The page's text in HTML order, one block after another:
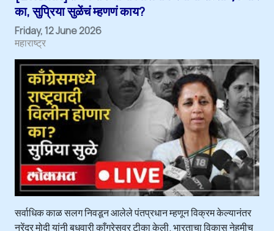
का, सुप्रिया सुळेंचं म्हणणं काय?
Friday, 12 June 2026
महाराष्ट्र
सर्वाधिक काळ सलग निवडून आलेले पंतप्रधान म्हणून विक्रम केल्यानंतर
नरेंद्र मोदी यांनी बुधवारी काँग्रेसवर टीका केली. भारताचा विकास नेहमीच